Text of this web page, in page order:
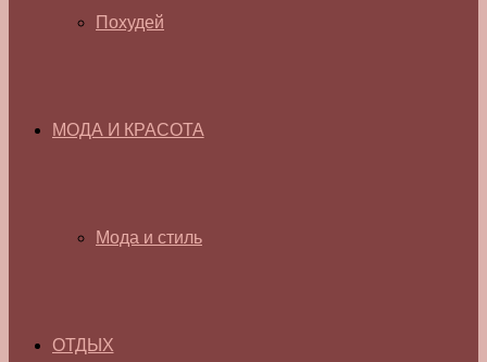
Похудей
МОДА И КРАСОТА
Мода и стиль
ОТДЫХ